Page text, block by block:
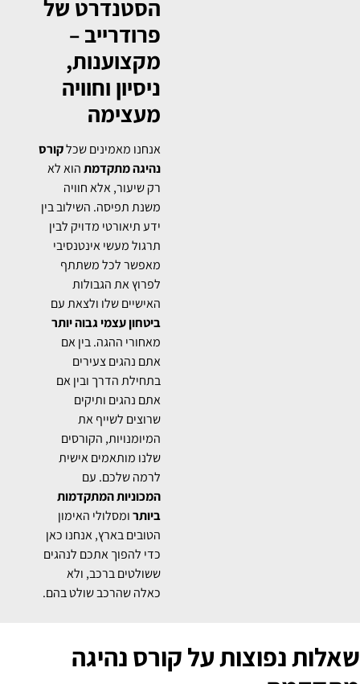
הסטנדרט של
פרודרייב –
מקצוענות,
ניסיון וחוויה
מעצימה
אנחנו מאמינים שכלקורס
נהיגה מתקדמתהוא לא
רק שיעור, אלא חוויה
משנת תפיסה. השילוב בין
ידע תיאורטי מדויק לבין
תרגול מעשי אינטנסיבי
מאפשר לכל משתתף
לפרוץ את הגבולות
האישיים שלו ולצאת עם
ביטחון עצמי גבוה יותר
מאחורי ההגה. בין אם
אתם נהגים צעירים
בתחילת הדרך ובין אם
אתם נהגים ותיקים
שרוצים לשייף את
המיומנויות, הקורסים
שלנו מותאמים אישית
לרמה שלכם. עם
המכוניות המתקדמות
ביותרומסלולי האימון
הטובים בארץ, אנחנו כאן
כדי להפוך אתכם לנהגים
ששולטים ברכב, ולא
כאלה שהרכב שולט בהם.
שאלות נפוצות על קורס נהיגה